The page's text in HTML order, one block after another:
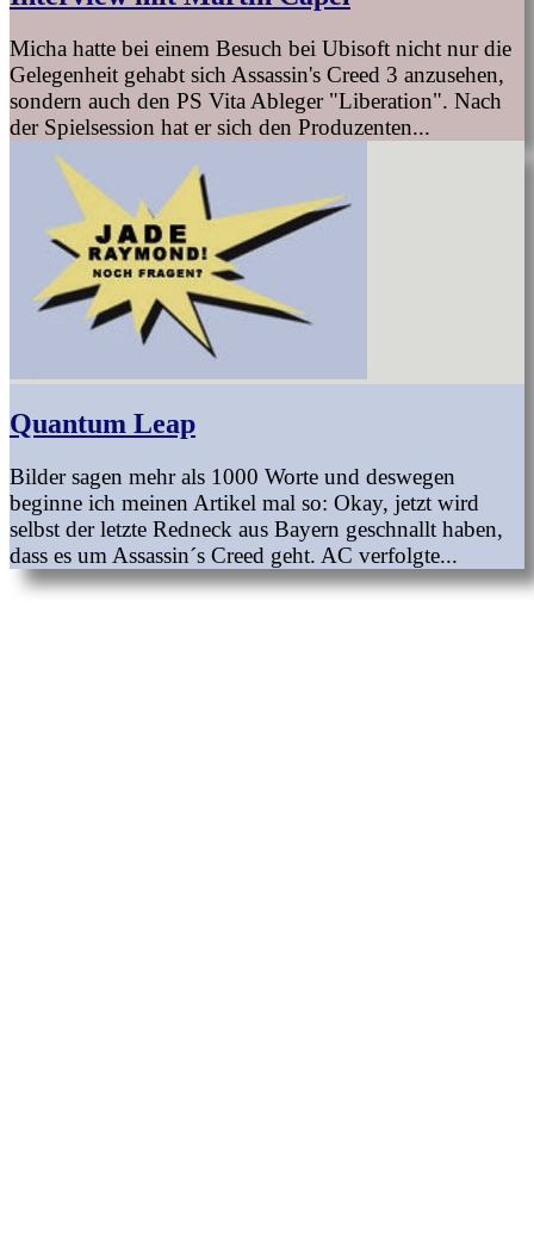
Micha hatte bei einem Besuch bei Ubisoft nicht nur die
Gelegenheit gehabt sich Assassin's Creed 3 anzusehen,
sondern auch den PS Vita Ableger "Liberation". Nach
der Spielsession hat er sich den Produzenten...
Quantum Leap
Bilder sagen mehr als 1000 Worte und deswegen
beginne ich meinen Artikel mal so: Okay, jetzt wird
selbst der letzte Redneck aus Bayern geschnallt haben,
dass es um Assassin´s Creed geht. AC verfolgte...